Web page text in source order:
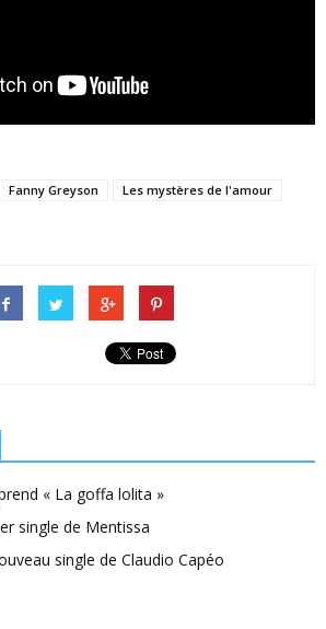
Fanny Greyson
Les mystères de l'amour
« La goffa lolita »
single de Mentissa
single de Claudio Capéo